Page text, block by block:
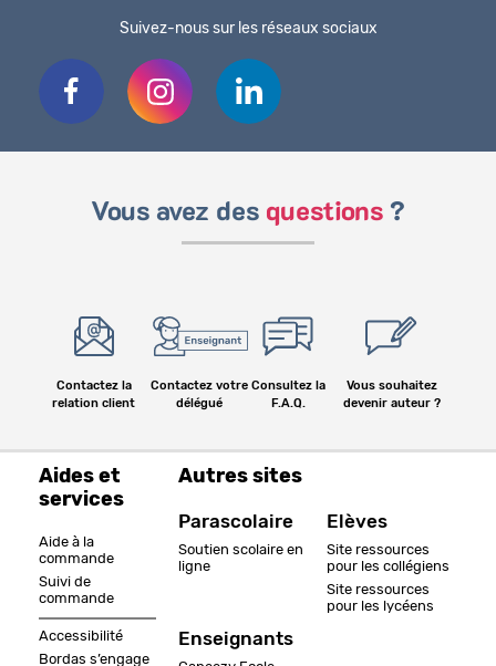
Suivez-nous sur les réseaux sociaux
Vous avez des questions ?
Contactez la
relation client
Contactez votre
délégué
Consultez la
F.A.Q.
Vous souhaitez
devenir auteur ?
Aides et
services
Aide à la
commande
Suivi de
commande
Accessibilité
Bordas s’engage
Autres sites
Parascolaire
Soutien scolaire en
ligne
Enseignants
Elèves
Site ressources
pour les collégiens
Site ressources
pour les lycéens